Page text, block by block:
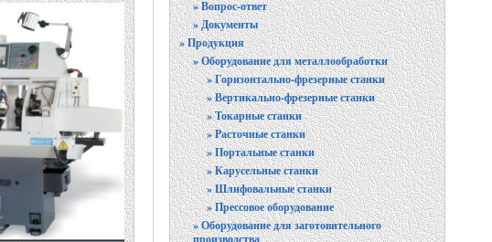
» Вопрос-ответ
» Документы
» Продукция
» Оборудование для металлообработки
» Горизонтально-фрезерные станки
» Вертикально-фрезерные станки
» Токарные станки
» Расточные станки
» Портальные станки
» Карусельные станки
» Шлифовальные станки
» Прессовое оборудование
» Оборудование для заготовительного
производства